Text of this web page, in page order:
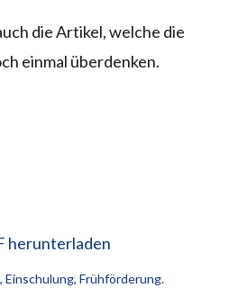
die Artikel, welche die
einmal überdenken.
herunterladen
, Einschulung, Frühförderung.